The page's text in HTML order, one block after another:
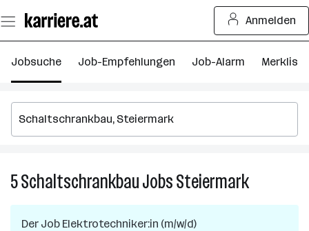
Seiteninhalt
springen
Anmelden
Jobsuche Job-Empfehlungen Job-Alarm Merkliste
5SchaltschrankbauJobsSteiermark5
Der Job Elektrotechniker:in (m/w/d)